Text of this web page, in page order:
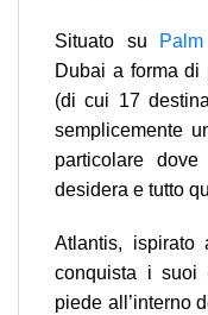
Situato su
Dubai a forma di
(di cui 17
semplicemente
particolare
desidera e tutto
Atlantis, ispirato
conquista i suoi
piede all’interno